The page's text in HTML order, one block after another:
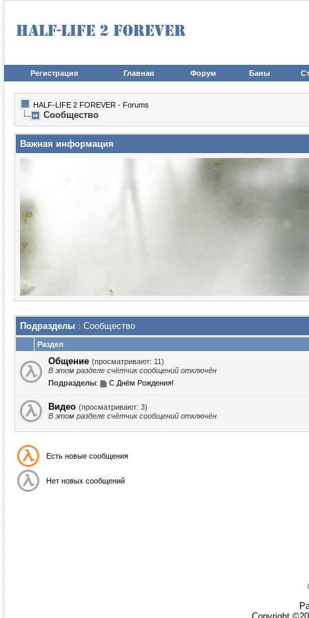
Регистрация Главная Форум Баны
HALF-LIFE 2 FOREVER - Forums
Сообщество
Важная информация
Подразделы : Сообщество
Раздел
Общение (просматривают: 11)
В этом разделе счётчик сообщений отключён
Подразделы: С Днём Рождения!
Видео (просматривают: 3)
В этом разделе счётчик сообщений отключён
Есть новые сообщения
Нет новых сообщений